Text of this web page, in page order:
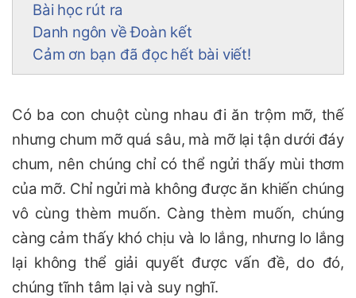
Bài học rút ra
Danh ngôn về Đoàn kết
Cảm ơn bạn đã đọc hết bài viết!
Có ba con chuột cùng nhau đi ăn trộm mỡ, thế
nhưng chum mỡ quá sâu, mà mỡ lại tận dưới đáy
chum, nên chúng chỉ có thể ngửi thấy mùi thơm
của mỡ. Chỉ ngửi mà không được ăn khiến chúng
vô cùng thèm muốn. Càng thèm muốn, chúng
càng cảm thấy khó chịu và lo lắng, nhưng lo lắng
lại không thể giải quyết được vấn đề, do đó,
chúng tĩnh tâm lại và suy nghĩ.